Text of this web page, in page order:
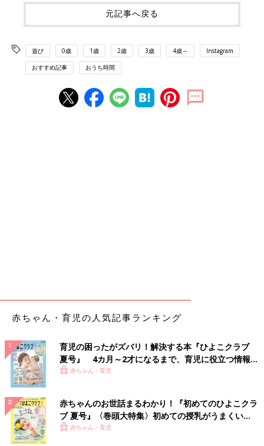
元記事へ戻る
遊び 0歳 1歳 2歳 3歳 4歳～ Instagram
おすすめ記事 おうち時間
赤ちゃん・育児の人気記事ランキング
育児の困ったがズバリ！解決する本『ひよこクラブ
夏号』 4カ月～2才になるまで、育児に役立つ情報が
いっぱい！
赤ちゃん・育児
赤ちゃんのお世話まるわかり！『初めてのひよこクラ
ブ 夏号』〈巻頭大特集〉初めての授乳がうまくい
く！ おっぱい・ミルクの基本と夏のトラブル 解決テ
赤ちゃん・育児